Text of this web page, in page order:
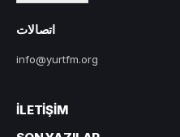
اتصالات
info@yurtfm.org
İLETIŞIM